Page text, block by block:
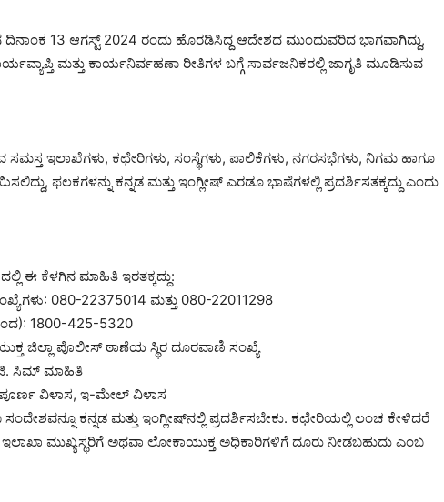
13 ಆಗಸ್ಟ್ 2024 ರಂದು ಹೊರಡಿಸಿದ್ದ ಆದೇಶದ ಮುಂದುವರಿದ ಭಾಗವಾಗಿದ್ದು,
ಮತ್ತು ಕಾರ್ಯನಿರ್ವಹಣಾ ರೀತಿಗಳ ಬಗ್ಗೆ ಸಾರ್ವಜನಿಕರಲ್ಲಿ ಜಾಗೃತಿ ಮೂಡಿಸುವ
ಸಮಸ್ತ ಇಲಾಖೆಗಳು, ಕಛೇರಿಗಳು, ಸಂಸ್ಥೆಗಳು, ಪಾಲಿಕೆಗಳು, ನಗರಸಭೆಗಳು, ನಿಗಮ ಹಾಗೂ
ಫಲಕಗಳನ್ನು ಕನ್ನಡ ಮತ್ತು ಇಂಗ್ಲೀಷ್ ಎರಡೂ ಭಾಷೆಗಳಲ್ಲಿ ಪ್ರದರ್ಶಿಸತಕ್ಕದ್ದು ಎಂದು
ಈ ಕೆಳಗಿನ ಮಾಹಿತಿ ಇರತಕ್ಕದ್ದು:
080-22375014 ಮತ್ತು 080-22011298
1800-425-5320
ಜಿಲ್ಲಾ ಪೊಲೀಸ್ ಠಾಣೆಯ ಸ್ಥಿರ ದೂರವಾಣಿ ಸಂಖ್ಯೆ
ಸಿಮ್ ಮಾಹಿತಿ
ಪೂರ್ಣ ವಿಳಾಸ, ಇ-ಮೇಲ್ ವಿಳಾಸ
ಕನ್ನಡ ಮತ್ತು ಇಂಗ್ಲೀಷ್‌ನಲ್ಲಿ ಪ್ರದರ್ಶಿಸಬೇಕು. ಕಛೇರಿಯಲ್ಲಿ ಲಂಚ ಕೇಳಿದರೆ
ಇಲಾಖಾ ಮುಖ್ಯಸ್ಥರಿಗೆ ಅಥವಾ ಲೋಕಾಯುಕ್ತ ಅಧಿಕಾರಿಗಳಿಗೆ ದೂರು ನೀಡಬಹುದು ಎಂಬ